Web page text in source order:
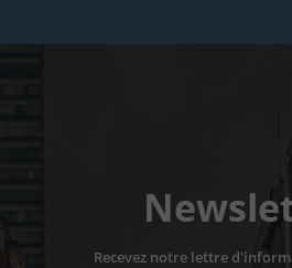
Recevez notre lettre